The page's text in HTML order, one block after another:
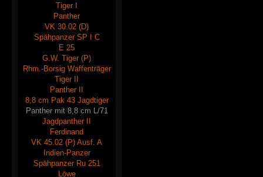
Tiger I
Panther
VK 30.02 (D)
Spähpanzer SP I C
E 25
G.W. Tiger (P)
Rhm.-Borsig Waffenträger
Tiger II
Panther II
8,8 cm Pak 43 Jagdtiger
Panther mit 8,8 cm L/71
Jagdpanther II
Ferdinand
VK 45.02 (P) Ausf. A
Indien-Panzer
Spähpanzer Ru 251
Löwe